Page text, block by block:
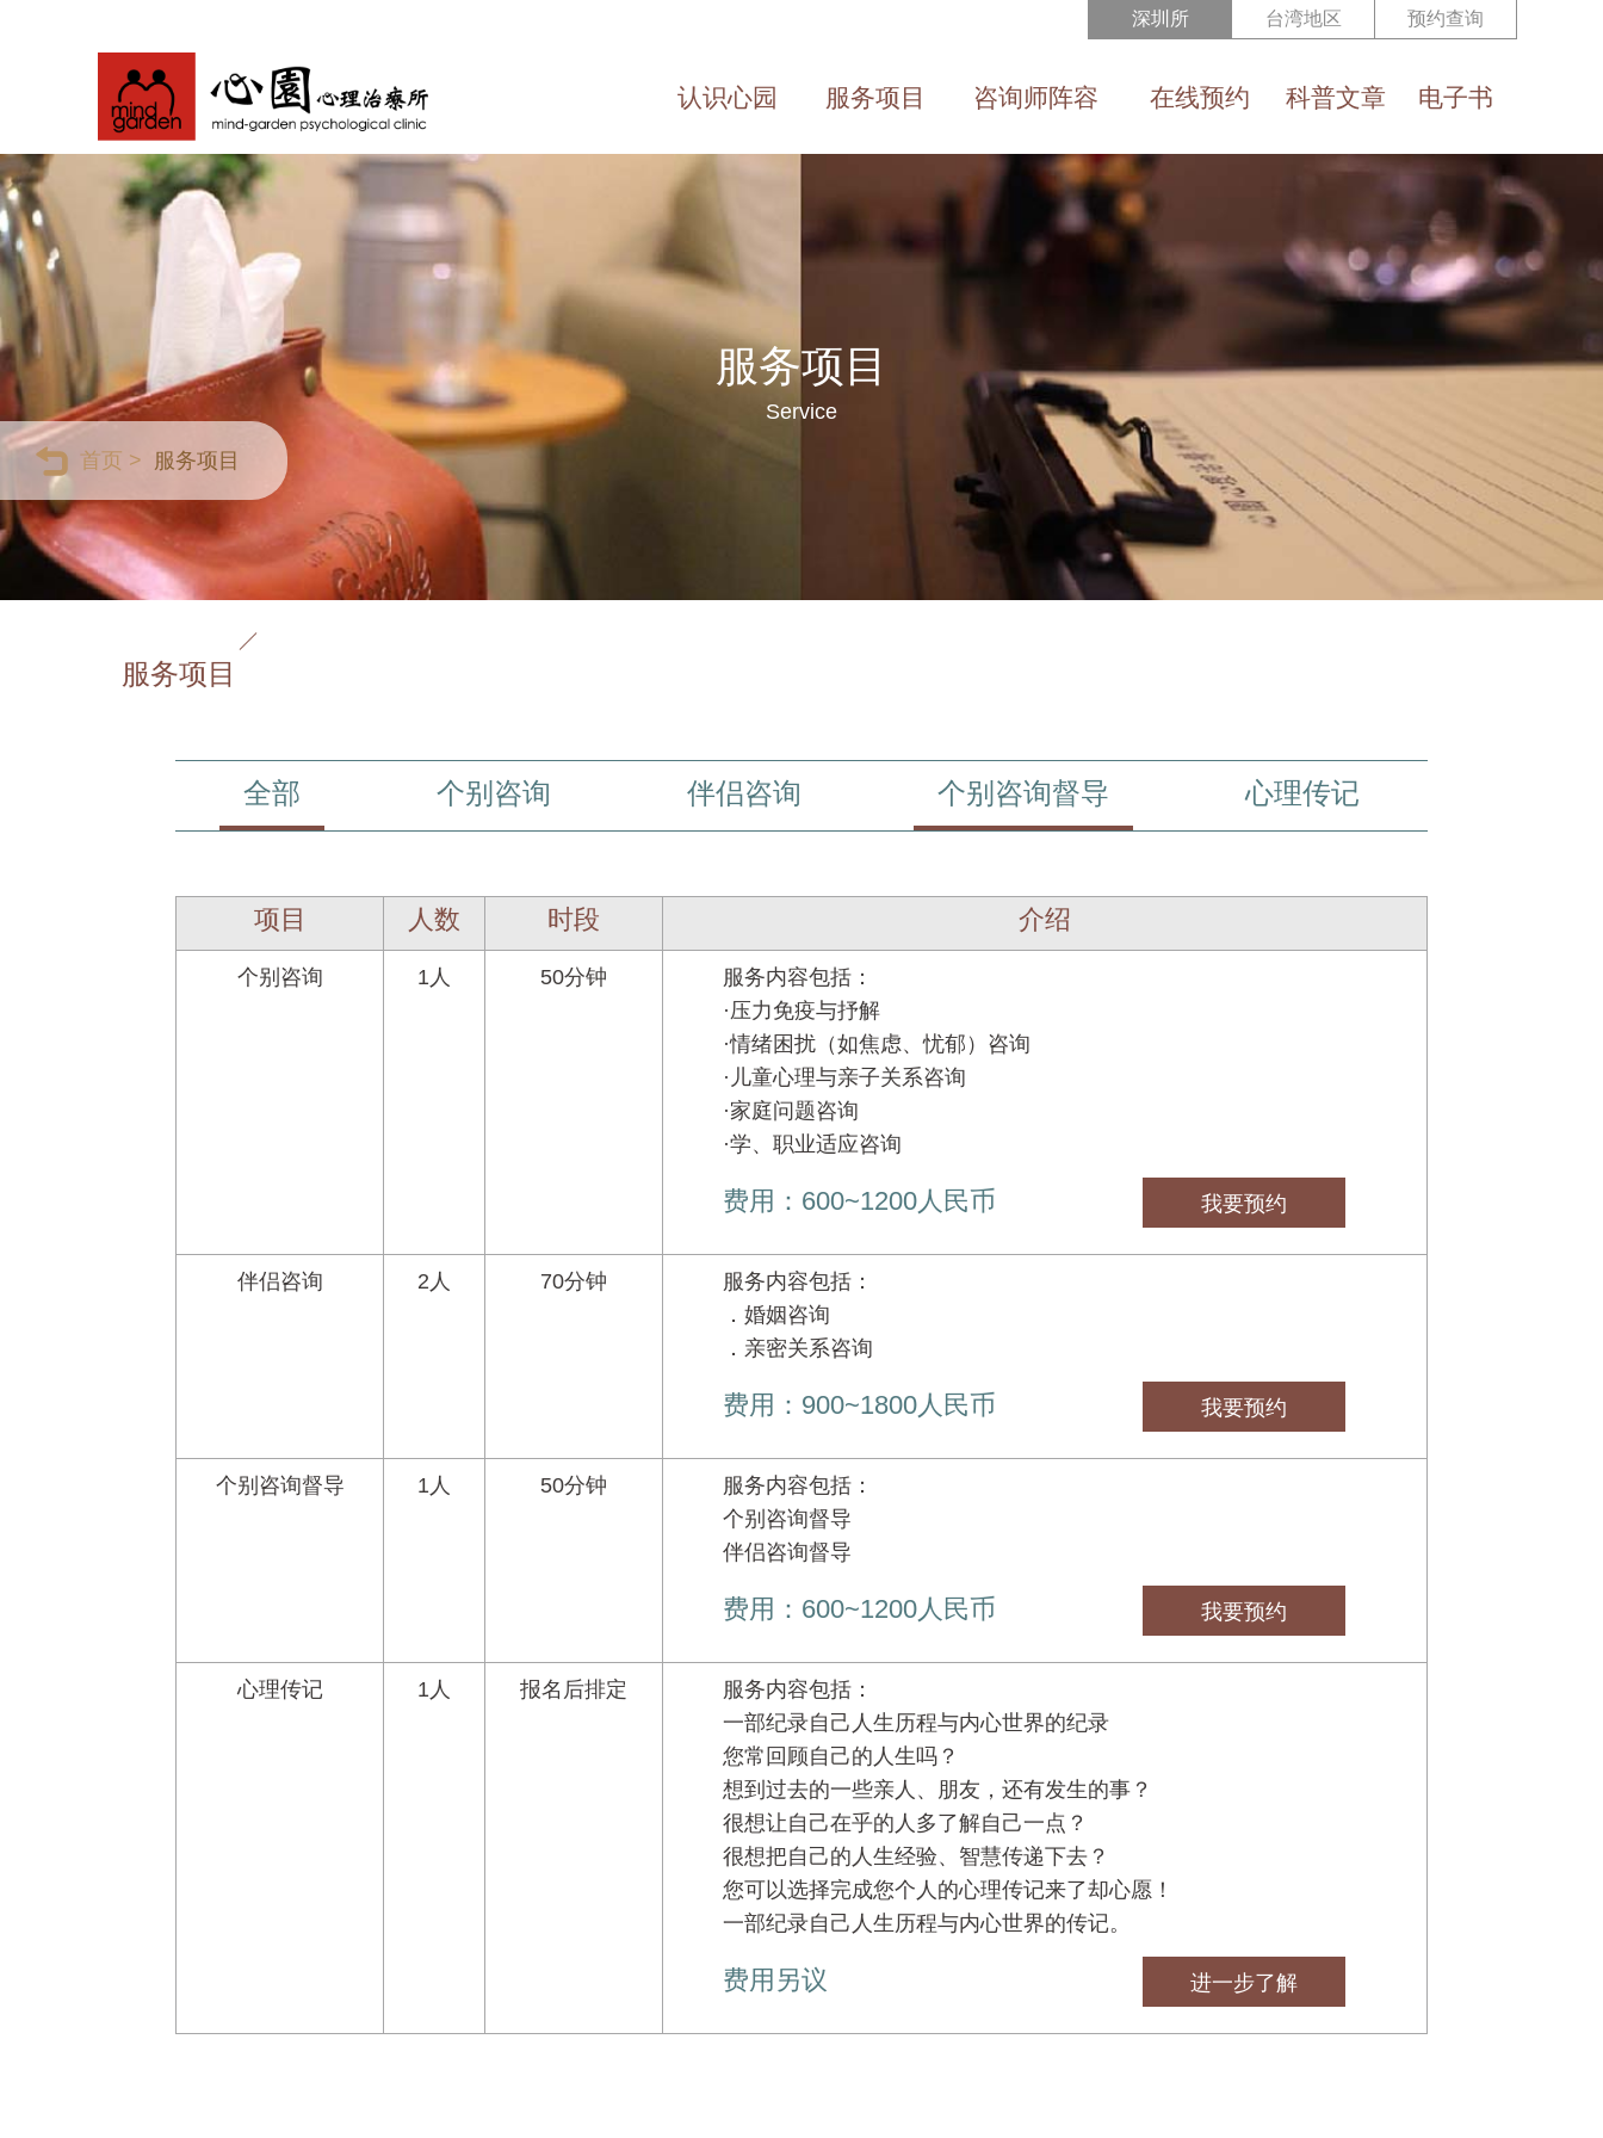
深圳所 台湾地区 预约查询
认识心园 服务项目 咨询师阵容 在线预约 科普文章 电子书
服务项目
Service
首页 > 服务项目
服务项目
全部 个别咨询 伴侣咨询 个别咨询督导 心理传记
项目 人数 时段 介绍
个别咨询 1人 50分钟
服务内容包括：
·压力免疫与抒解
·情绪困扰（如焦虑、忧郁）咨询
·儿童心理与亲子关系咨询
·家庭问题咨询
·学、职业适应咨询
费用：600~1200人民币 我要预约
伴侣咨询 2人 70分钟
服务内容包括：
．婚姻咨询
．亲密关系咨询
费用：900~1800人民币 我要预约
个别咨询督导 1人 50分钟
服务内容包括：
个别咨询督导
伴侣咨询督导
费用：600~1200人民币 我要预约
心理传记 1人 报名后排定
服务内容包括：
一部纪录自己人生历程与内心世界的纪录
您常回顾自己的人生吗？
想到过去的一些亲人、朋友，还有发生的事？
很想让自己在乎的人多了解自己一点？
很想把自己的人生经验、智慧传递下去？
您可以选择完成您个人的心理传记来了却心愿！
一部纪录自己人生历程与内心世界的传记。
费用另议 进一步了解